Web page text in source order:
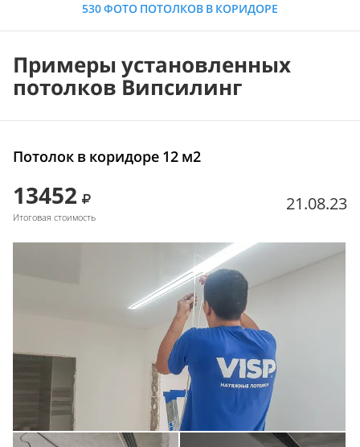
530 ФОТО ПОТОЛКОВ В КОРИДОРЕ
Примеры установленных
потолков Випсилинг
Потолок в коридоре 12 м2
13452
Итоговая стоимость
21.08.23